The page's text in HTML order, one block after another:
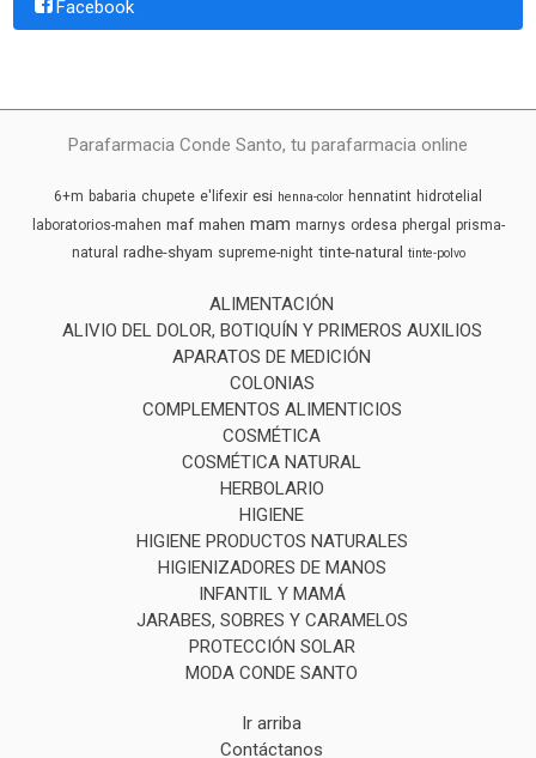
Facebook
Parafarmacia Conde Santo, tu parafarmacia online
6+m babaria chupete e'lifexir esi henna-color hennatint hidrotelial
laboratorios-mahen maf mahen mam marnys ordesa phergal prisma-
natural radhe-shyam supreme-night tinte-natural tinte-polvo
ALIMENTACIÓN
ALIVIO DEL DOLOR, BOTIQUÍN Y PRIMEROS AUXILIOS
APARATOS DE MEDICIÓN
COLONIAS
COMPLEMENTOS ALIMENTICIOS
COSMÉTICA
COSMÉTICA NATURAL
HERBOLARIO
HIGIENE
HIGIENE PRODUCTOS NATURALES
HIGIENIZADORES DE MANOS
INFANTIL Y MAMÁ
JARABES, SOBRES Y CARAMELOS
PROTECCIÓN SOLAR
MODA CONDE SANTO
Ir arriba
Contáctanos